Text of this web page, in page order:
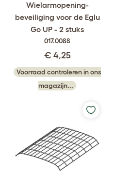
Wielarmopening-
beveiliging voor de Eglu
Go UP - 2 stuks
017.0088
€ 4,25
Voorraad controleren in ons
magazijn...